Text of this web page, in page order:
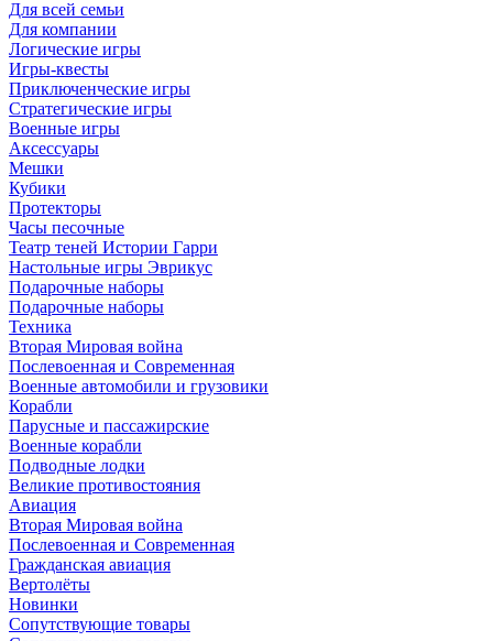
Для всей семьи
Для компании
Логические игры
Игры-квесты
Приключенческие игры
Стратегические игры
Военные игры
Аксессуары
Мешки
Кубики
Протекторы
Часы песочные
Театр теней Истории Гарри
Настольные игры Эврикус
Подарочные наборы
Подарочные наборы
Техника
Вторая Мировая война
Послевоенная и Современная
Военные автомобили и грузовики
Корабли
Парусные и пассажирские
Военные корабли
Подводные лодки
Великие противостояния
Авиация
Вторая Мировая война
Послевоенная и Современная
Гражданская авиация
Вертолёты
Новинки
Сопутствующие товары